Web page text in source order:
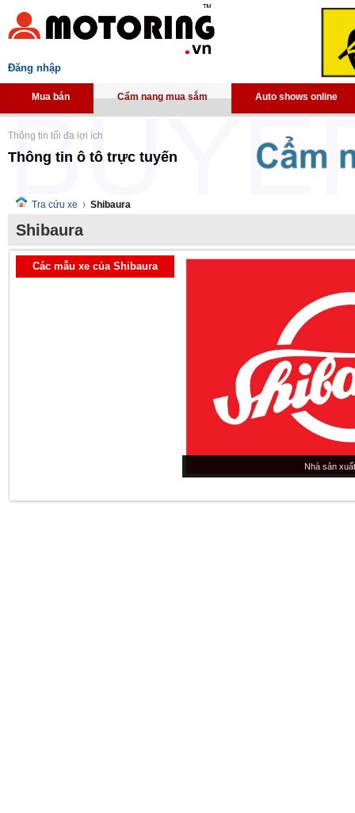
Đăng nhập
Mua bán Cẩm nang mua sắm Auto shows online
Thông tin tối đa lợi ích
Thông tin ô tô trực tuyến
Tra cứu xe Shibaura
Shibaura
Các mẫu xe của Shibaura
Nhà sản